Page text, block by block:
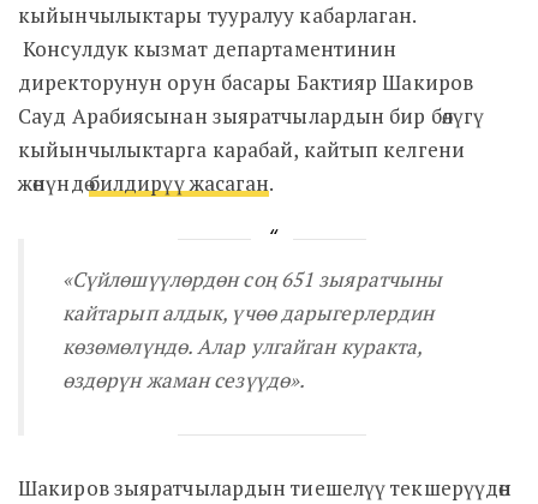
кыйынчылыктары тууралуу кабарлаган.
Консулдук кызмат департаментинин
директорунун орун басары Бактияр Шакиров
Сауд Арабиясынан зыяратчылардын бир бөлүгү
кыйынчылыктарга карабай, кайтып келгени
жөнүндөбилдирүү жасаган.
«Сүйлөшүүлөрдөн соң 651 зыяратчыны
кайтарып алдык, үчөө дарыгерлердин
көзөмөлүндө. Алар улгайган куракта,
өздөрүн жаман сезүүдө».
Шакиров зыяратчылардын тиешелүү текшерүүдөн